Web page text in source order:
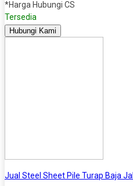
*Harga Hubungi CS
Tersedia
Hubungi Kami
Jual Steel Sheet Pile Turap Baja